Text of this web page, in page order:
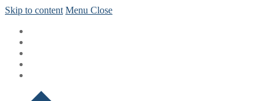
Skip to content Menu Close